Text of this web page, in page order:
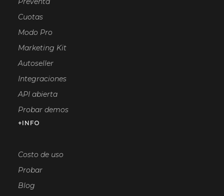
Cuotas
Modo Pro
Marketing Kit
Autoseller
Integraciones
API abierta
Probar demos
+INFO
Costo de uso
Probar
Blog